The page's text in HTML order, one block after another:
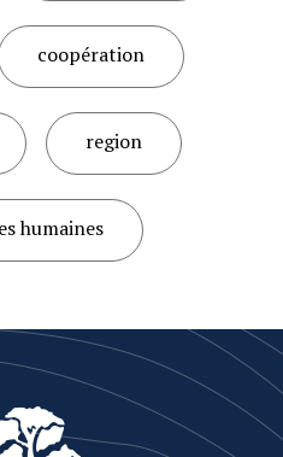
coopération
region
humaines